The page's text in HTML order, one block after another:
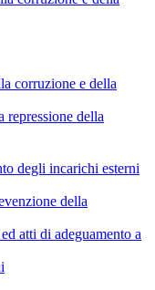
corruzione e della
repressione della
degli incarichi esterni
della
atti di adeguamento a